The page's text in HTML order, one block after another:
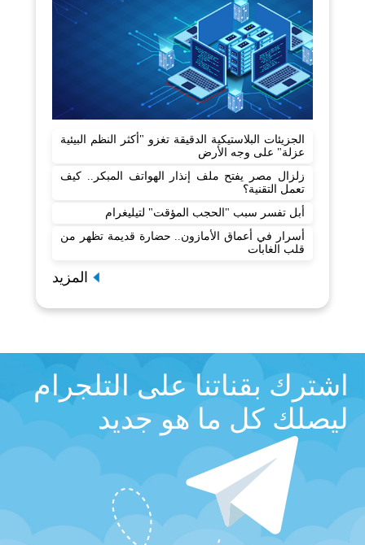
الجزيئات البلاستيكية الدقيقة تغزو "أكثر النظم البيئية
عزلة" على وجه الأرض
زلزال مصر يفتح ملف إنذار الهواتف المبكر.. كيف
تعمل التقنية؟
أبل تفسر سبب "الحجب المؤقت" لتيليغرام
أسرار في أعماق الأمازون.. حضارة قديمة تظهر من
قلب الغابات
المزيد
اشترك بقناتنا على التلجرام
ليصلك كل ما هو جديد